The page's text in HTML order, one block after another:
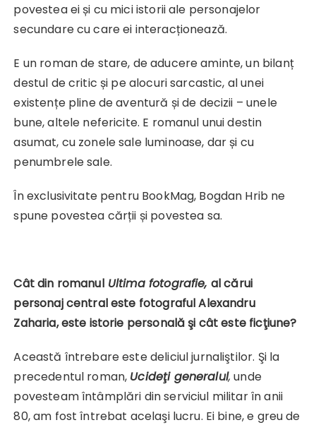
povestea ei și cu mici istorii ale personajelor
secundare cu care ei interacționează.
E un roman de stare, de aducere aminte, un bilanț
destul de critic și pe alocuri sarcastic, al unei
existențe pline de aventură și de decizii – unele
bune, altele nefericite. E romanul unui destin
asumat, cu zonele sale luminoase, dar și cu
penumbrele sale.
În exclusivitate pentru BookMag, Bogdan Hrib ne
spune povestea cărții și povestea sa.
Cât din romanul Ultima fotografie, al cărui
personaj central este fotograful Alexandru
Zaharia, este istorie personală şi cât este ficţiune?
Această întrebare este deliciul jurnaliştilor. Şi la
precedentul roman, Ucideţi generalul, unde
povesteam întâmplări din serviciul militar în anii
80, am fost întrebat acelaşi lucru. Ei bine, e greu de